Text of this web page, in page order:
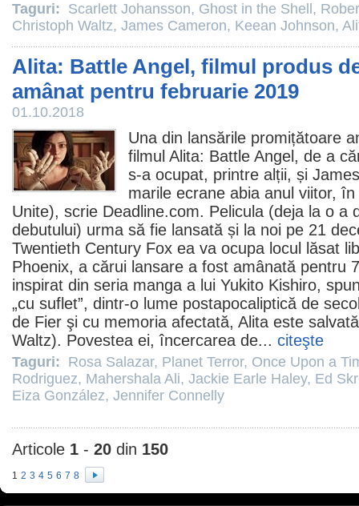
Taguri: Scarlett Johansson, Ghost in the Shell ,
Christoph Waltz, James Cameron, Keean Johnson,
Alita: Battle Angel, filmul produs
amânat pentru februarie 2019
01.10.2018
Una din lansările promițătoare
filmul Alita: Battle Angel , de a
s-a ocupat, printre alții, și
marile ecrane abia anul viitor,
Unite), scrie Deadline.com. Pelicula (deja la o a
debutului) urma să fie lansată și la noi pe 21
Twentieth Century Fox ea va ocupa locul lăsat
Phoenix, a cărui lansare a fost amânată pentru
inspirat din seria manga a lui Yukito Kishiro,
„cu suflet”, dintr-o lume postapocaliptică de
de Fier şi cu memoria afectată, Alita este
Waltz). Povestea ei, încercarea de... citeşte
Taguri: Rosa Salazar, Planet Terror, Once Upon a
Rodriguez, Mahershala Ali, Jackie Earle Haley, Ed
Eiza González, Jennifer Connelly
Articole 1 - 20 din 150
1 2 3 4 5 6 7 8